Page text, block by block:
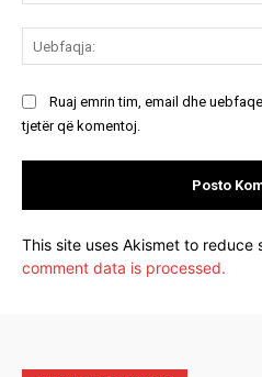
Ruaj emrin tim, email dhe
tjetër që komentoj.
This site uses Akismet to reduce
comment data is processed.